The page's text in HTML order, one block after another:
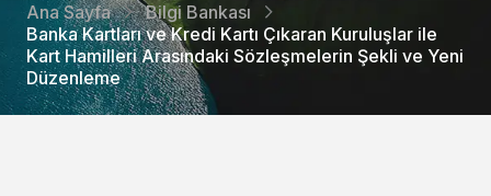
Ana Sayfa
Bilgi Bankası
Banka Kartları ve Kredi Kartı Çıkaran Kuruluşlar ile
Kart Hamilleri Arasındaki Sözleşmelerin Şekli ve Yeni
Düzenleme